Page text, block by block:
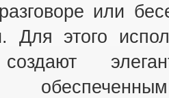
или
Для этого